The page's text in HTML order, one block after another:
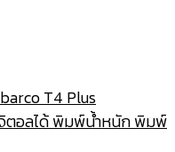
T4 Plus
ตอลได้ พิมพ์น้ำหนัก พิมพ์